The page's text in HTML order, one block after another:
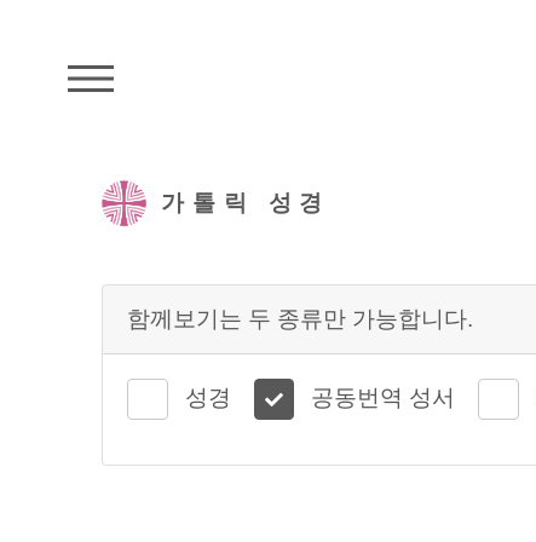
가톨릭 성경
함께보기는 두 종류만 가능합니다.
성경 공동번역 성서